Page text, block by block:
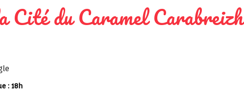
Cité du Caramel Carabreizh
: 18h